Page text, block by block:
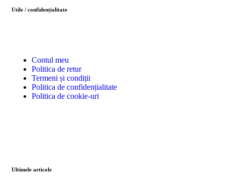
Utile / confidențialitate
Contul meu
Politica de retur
Termeni și condiții
Politica de confidențialitate
Politica de cookie-uri
Ultimele articole